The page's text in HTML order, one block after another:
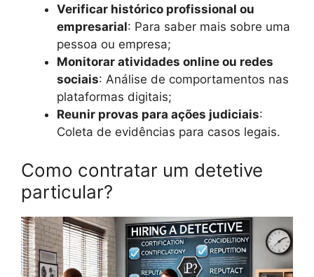
Verificar histórico profissional ou
empresarial: Para saber mais sobre uma
pessoa ou empresa;
Monitorar atividades online ou redes
sociais: Análise de comportamentos nas
plataformas digitais;
Reunir provas para ações judiciais:
Coleta de evidências para casos legais.
Como contratar um detetive
particular?